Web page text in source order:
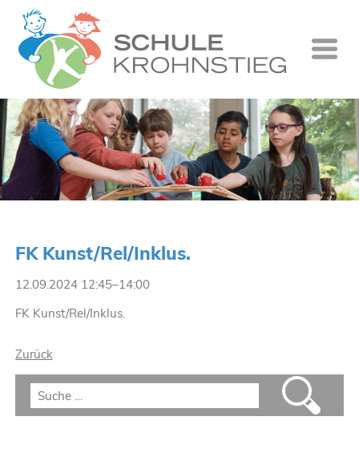
FK Kunst/Rel/Inklus.
12.09.2024 12:45–14:00
FK Kunst/Rel/Inklus.
Zurück
Startseite
Wer wir
Was wir
Ganztag